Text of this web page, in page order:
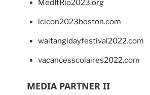
MedItRio2023.org
lcicon2023boston.com
waitangidayfestival2022.com
vacancesscolaires2022.com
MEDIA PARTNER II